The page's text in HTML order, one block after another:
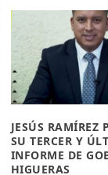
JESÚS RAMÍREZ
SU TERCER Y
INFORME DE
HIGUERAS